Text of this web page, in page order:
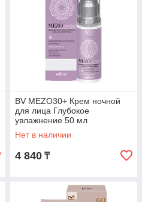
BV MEZO30+ Крем ночной
для лица Глубокое
увлажнение 50 мл
Нет в наличии
4 840 ₸